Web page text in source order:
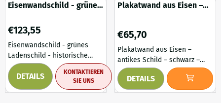
Eisenwandschild - grünes
Preis: 123,55
€123,55
Eisenwandschild - grünes
Ladenschild - historische
Dekoration. Ein
charaktervolles Werbeschild
aus Schmiedeeisen mit einem
DETAILS
KONTAKTIEREN
SIE UNS
Plakatwand aus Eisen –
Preis: 65,70
€65,70
Plakatwand aus Eisen –
antikes Schild – schwarz –
groß. Eine schöne Ergänzung
für die Fassade Ihres
Geschäfts, Ihrer Firma, Ihres
DETAILS